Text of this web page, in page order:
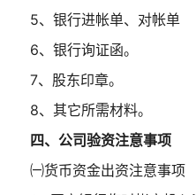
5、银行进帐单、对帐单
6、银行询证函。
7、股东印章。
8、其它所需材料。
四、公司验资注意事项
㈠货币资金出资注意事项